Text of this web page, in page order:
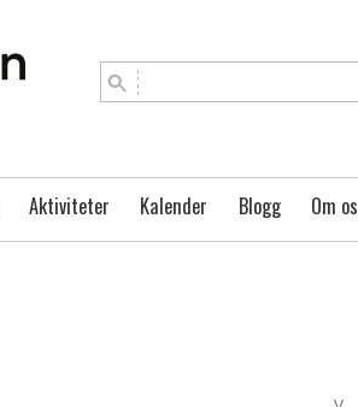
Aktiviteter Kalender Blogg Om